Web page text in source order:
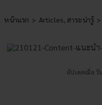
หน้าแรก Articles สาระน่ารู้
อัปเดตเมื่อ